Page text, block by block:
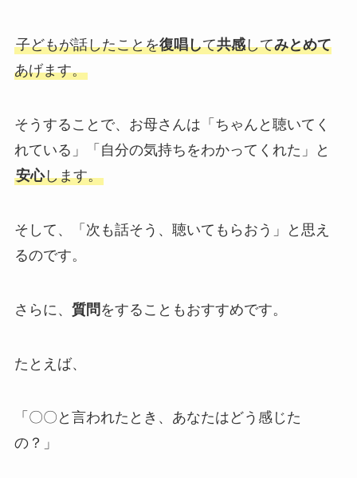
子どもが話したことを復唱して共感してみとめて
あげます。
そうすることで、お母さんは「ちゃんと聴いてく
れている」「自分の気持ちをわかってくれた」と
安心します。
そして、「次も話そう、聴いてもらおう」と思え
るのです。
さらに、 質問 をすることもおすすめです。
たとえば、
「〇〇と言われたとき、あなたはどう感じた
の？」